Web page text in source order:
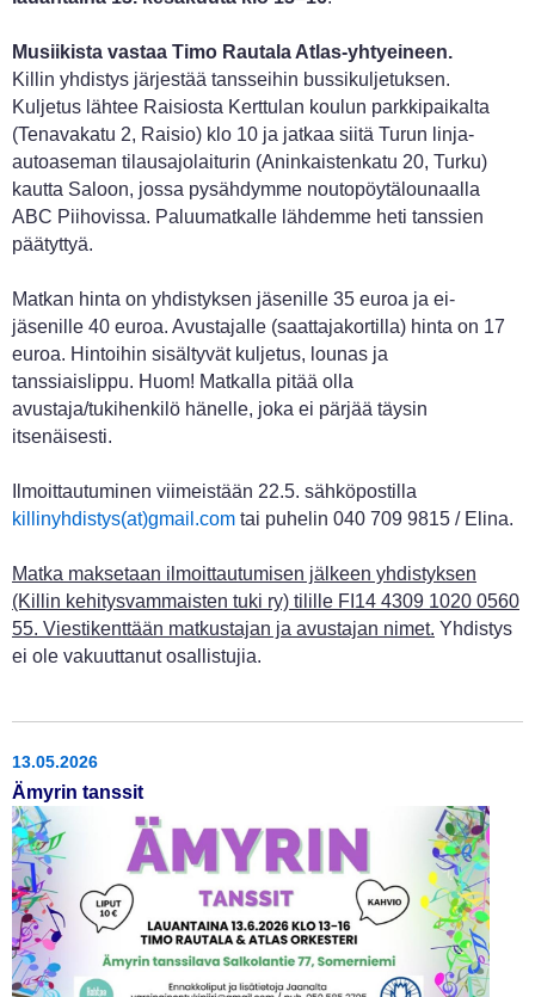
Musiikista vastaa Timo Rautala Atlas-yhtyeineen.
Killin yhdistys järjestää tansseihin bussikuljetuksen.
Kuljetus lähtee Raisiosta Kerttulan koulun parkkipaikalta
(Tenavakatu 2, Raisio) klo 10 ja jatkaa siitä Turun linja-
autoaseman tilausajolaiturin (Aninkaistenkatu 20, Turku)
kautta Saloon, jossa pysähdymme noutopöytälounaalla
ABC Piihovissa. Paluumatkalle lähdemme heti tanssien
päätyttyä.
Matkan hinta on yhdistyksen jäsenille 35 euroa ja ei-
jäsenille 40 euroa. Avustajalle (saattajakortilla) hinta on 17
euroa. Hintoihin sisältyvät kuljetus, lounas ja
tanssiaislippu. Huom! Matkalla pitää olla
avustaja/tukihenkilö hänelle, joka ei pärjää täysin
itsenäisesti.
Ilmoittautuminen viimeistään 22.5. sähköpostilla
killinyhdistys(at)gmail.com tai puhelin 040 709 9815 / Elina.
Matka maksetaan ilmoittautumisen jälkeen yhdistyksen
(Killin kehitysvammaisten tuki ry) tilille FI14 4309 1020 0560
55. Viestikenttään matkustajan ja avustajan nimet. Yhdistys
ei ole vakuuttanut osallistujia.
13.05.2026
Ämyrin tanssit